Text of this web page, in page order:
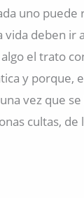
uno puede
vida deben ir
el trato
y porque,
vez que
cultas,